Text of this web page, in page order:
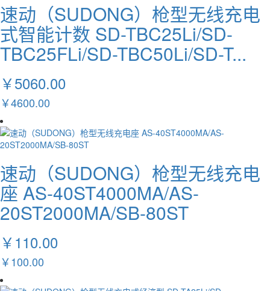
速动（SUDONG）枪型无线充电
式智能计数 SD-TBC25Li/SD-
TBC25FLi/SD-TBC50Li/SD-T...
￥5060.00
￥4600.00
速动（SUDONG）枪型无线充电
座 AS-40ST4000MA/AS-
20ST2000MA/SB-80ST
￥110.00
￥100.00